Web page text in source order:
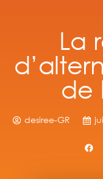
La
de
desiree-GR